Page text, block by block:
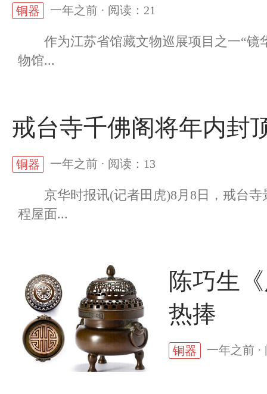
铜器 一年之前 · 阅读：21
作为江苏省馆藏文物巡展项目之一“镜
物馆...
戒台寺千佛阁将年内封
铜器 一年之前 · 阅读：13
京华时报讯(记者田虎)8月8日，戒台寺
程屋面...
陈巧生
热捧
铜器 一年之前 ·